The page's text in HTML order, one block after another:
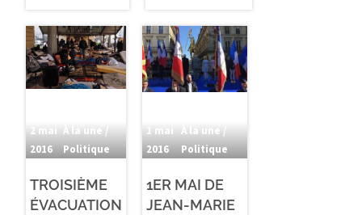
2 mai
2016
À la une /
Politique
TROISIÈME
ÉVACUATION
1 mai
2016
À la une /
Politique
1ER MAI DE
JEAN-MARIE